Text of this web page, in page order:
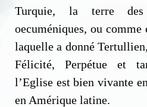
Turquie, la terre des
oecuméniques, ou
laquelle a donné
Félicité, Perpétue et
l’Eglise est bien vivante
en Amérique latine.